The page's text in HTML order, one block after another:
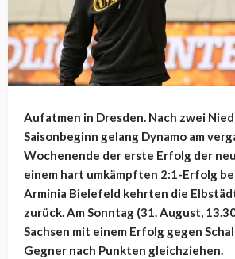
Aufatmen in Dresden. Nach zwei
Saisonbeginn gelang Dynamo am
Wochenende der erste Erfolg der
einem hart umkämpften 2:1-Erfolg
Arminia Bielefeld kehrten die
zurück. Am Sonntag (31. August,
Sachsen mit einem Erfolg gegen
Gegner nach Punkten gleichziehen.